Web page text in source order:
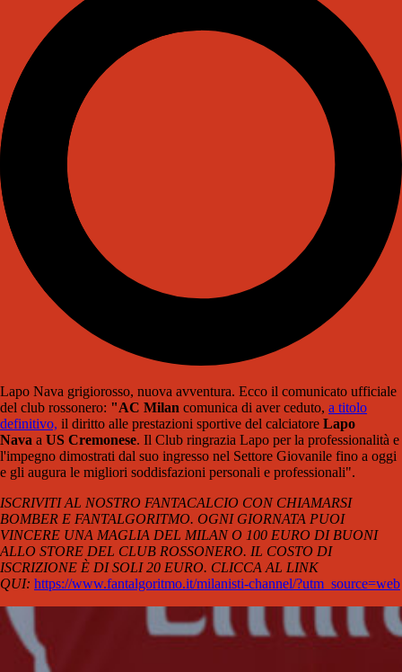
Lapo Nava grigiorosso, nuova avventura. Ecco il comunicato ufficiale
del club rossonero: "AC Milan comunica di aver ceduto, a titolo
definitivo, il diritto alle prestazioni sportive del calciatore Lapo
Nava a US Cremonese. Il Club ringrazia Lapo per la professionalità e
l'impegno dimostrati dal suo ingresso nel Settore Giovanile fino a oggi
e gli augura le migliori soddisfazioni personali e professionali".
ISCRIVITI AL NOSTRO FANTACALCIO CON CHIAMARSI
BOMBER E FANTALGORITMO. OGNI GIORNATA PUOI
VINCERE UNA MAGLIA DEL MILAN O 100 EURO DI BUONI
ALLO STORE DEL CLUB ROSSONERO. IL COSTO DI
ISCRIZIONE È DI SOLI 20 EURO. CLICCA AL LINK
QUI: https://www.fantalgoritmo.it/milanisti-channel/?utm_source=web